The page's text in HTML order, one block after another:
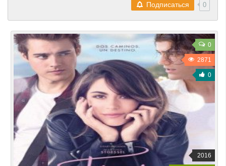
Подписаться
0
0
2871
0
2016